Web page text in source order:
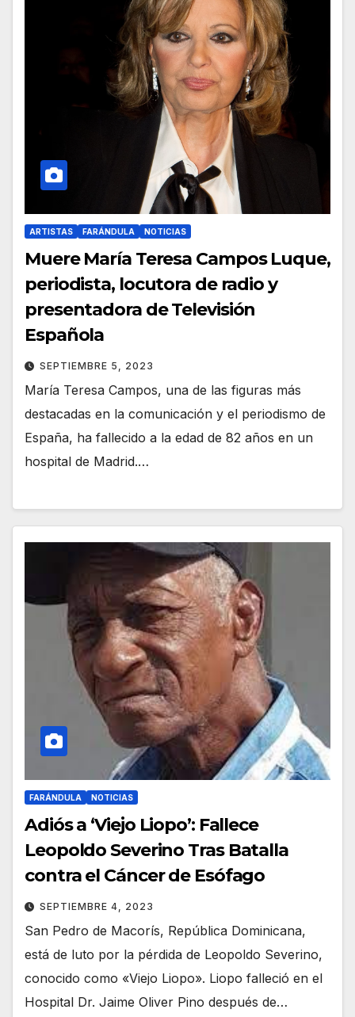
ARTISTAS FARÁNDULA NOTICIAS
Muere María Teresa Campos Luque,
periodista, locutora de radio y
presentadora de Televisión
Española
SEPTIEMBRE 5, 2023
María Teresa Campos, una de las figuras más
destacadas en la comunicación y el periodismo de
España, ha fallecido a la edad de 82 años en un
hospital de Madrid.…
FARÁNDULA NOTICIAS
Adiós a ‘Viejo Liopo’: Fallece
Leopoldo Severino Tras Batalla
contra el Cáncer de Esófago
SEPTIEMBRE 4, 2023
San Pedro de Macorís, República Dominicana,
está de luto por la pérdida de Leopoldo Severino,
conocido como «Viejo Liopo». Liopo falleció en el
Hospital Dr. Jaime Oliver Pino después de…